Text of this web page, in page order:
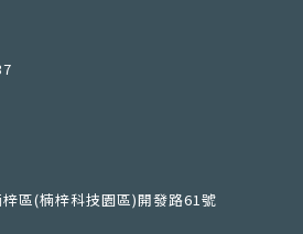
區(楠梓科技園區)開發路61號